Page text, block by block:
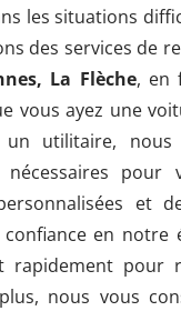
les situations
des services de
La Flèche, en
vous ayez une
un utilitaire, nous
nécessaires
et
en notre
rapidement pour
nous vous